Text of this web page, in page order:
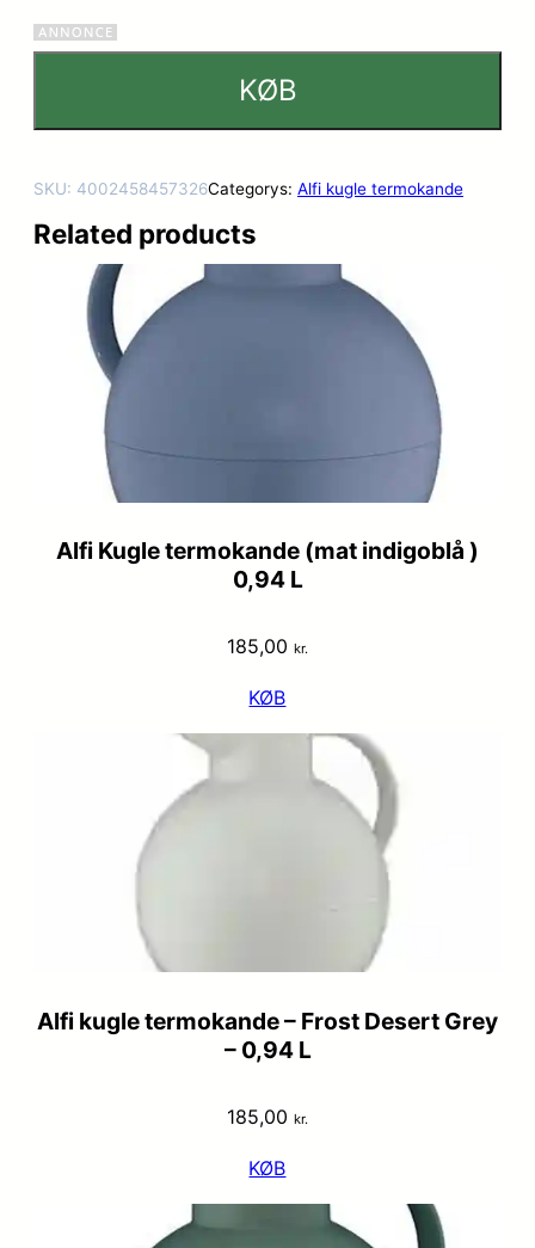
KØB
SKU: 4002458457326Categorys: Alfi kugle termokande
Related products
Alfi Kugle termokande (mat indigoblå )
0,94 L
185,00 kr.
KØB
Alfi kugle termokande – Frost Desert Grey
– 0,94 L
185,00 kr.
KØB